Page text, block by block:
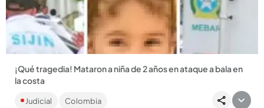
Compartir Noticia
¡Qué tragedia! Mataron a niña de 2 años en ataque a bala en
la costa
El atentado ocurrió cuando la niña estaba con su madre en la
puerta de una panadería. Autoridades ofrecen hasta $ 20
Judicial Colombia